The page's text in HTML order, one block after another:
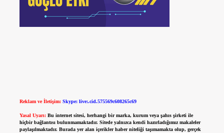
Reklam ve İletişim: Skype: live:.cid.575569c608265c69
Yasal Uyarı: Bu internet sitesi, herhangi bir marka, kurum veya şahıs şirketi ile
hiçbir bağlantısı bulunmamaktadır. Sitede yalnızca kendi hazırladığımız makaleler
paylaşılmaktadır. Burada yer alan içerikler haber niteliği taşımamakta olup, gerçek